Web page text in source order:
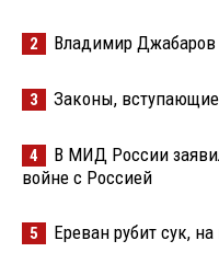
2 Владимир
3 Законы, вступающие
4
В МИД России
войне с Россией
5 Ереван рубит сук,